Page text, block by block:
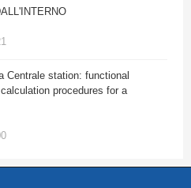
Centrale station: functional
procedures for a